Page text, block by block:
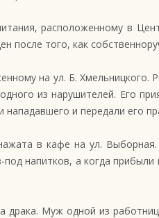
расположенному в
того, как
на ул. Б. Хмельницкого.
из нарушителей. Его
и передали его
в кафе на ул.
напитков, а когда
Муж одной из